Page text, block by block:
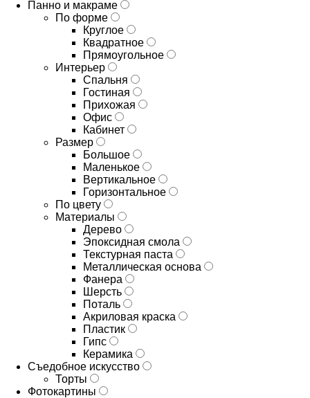
Панно и макраме
По форме
Круглое
Квадратное
Прямоугольное
Интерьер
Спальня
Гостиная
Прихожая
Офис
Кабинет
Размер
Большое
Маленькое
Вертикальное
Горизонтальное
По цвету
Материалы
Дерево
Эпоксидная смола
Текстурная паста
Металлическая основа
Фанера
Шерсть
Поталь
Акриловая краска
Пластик
Гипс
Керамика
Съедобное искусство
Торты
Фотокартины